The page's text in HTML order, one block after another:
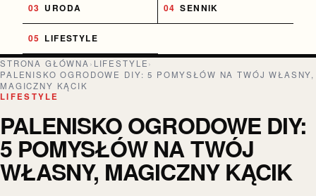
URODA SENNIK
LIFESTYLE
STRONA GŁÓWNA› LIFESTYLE›
PALENISKO OGRODOWE DIY: 5 POMYSŁÓW NA TWÓJ WŁASNY,
MAGICZNY KĄCIK
LIFESTYLE
PALENISKO OGRODOWE DIY:
5 POMYSŁÓW NA TWÓJ
WŁASNY, MAGICZNY KĄCIK